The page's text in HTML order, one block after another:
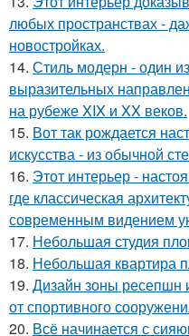
любых пространствах -
новостройках.
14. Стиль модерн - один
выразительных
на рубеже XIX и XX веков.
15. Вот так рождается
искусства - из обычной
16. Этот интерьер -
где классическая
современным видением
17. Небольшая студия
18. Небольшая квартира
19. Дизайн зоны ресепшн
от спортивного
20. Всё начинается с